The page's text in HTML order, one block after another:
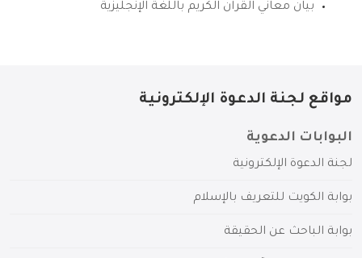
بيان معاني القرآن الكريم باللغة الإنجليزية
مواقع لجنة الدعوة الإلكترونية
البوابات الدعوية
لجنة الدعوة الإلكترونية
بوابة الكويت للتعريف بالإسلام
بوابة الباحث عن الحقيقة